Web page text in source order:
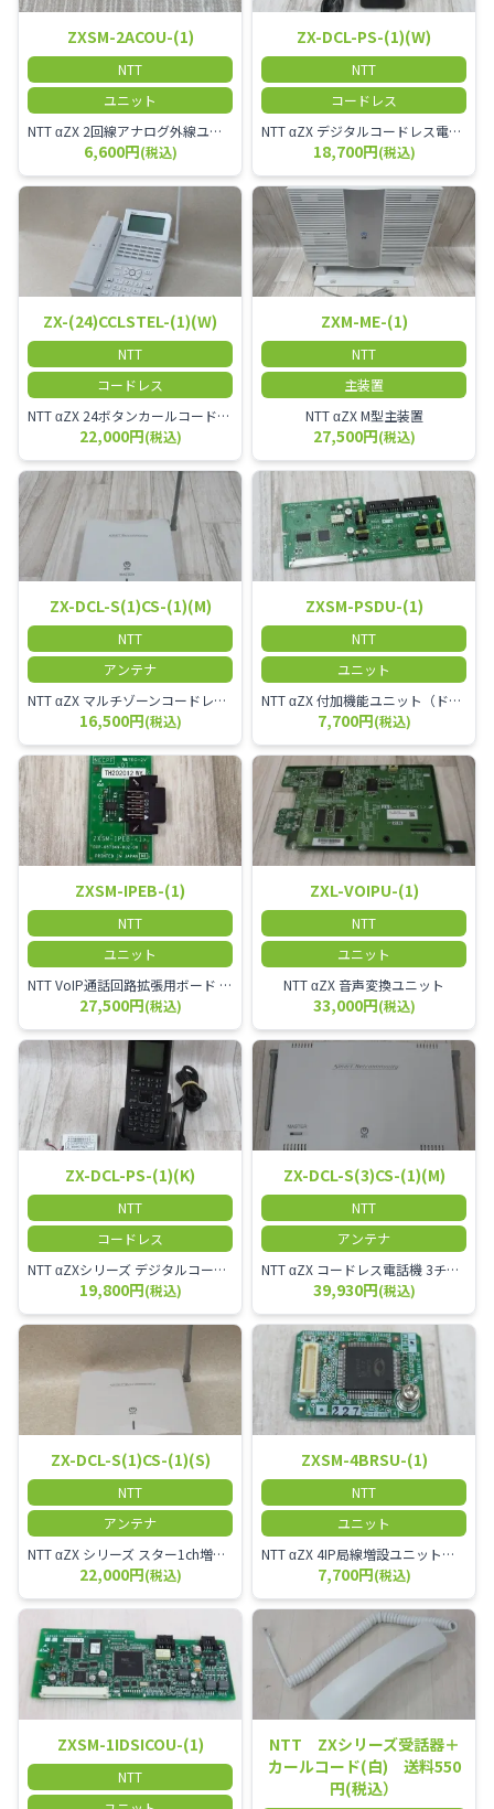
ZXSM-2ACOU-(1)
NTT
ユニット
NTT αZX 2回線アナログ外線ユニット
6,600円(税込)
ZX-DCL-PS-(1)(W)
NTT
コードレス
NTT αZX デジタルコードレス電話機 対応主装置及びアンテナを使用してご利用いただけます。 特に工場や倉庫等、オフィスから離れたところで作業をされている方に適しています。
18,700円(税込)
ZX-(24)CCLSTEL-(1)(W)
NTT
コードレス
NTT αZX 24ボタンカールコードレス電話機 無線タイプ、電話機と子機が離れるタイプのカールコードレス電話機です。 決裁者様等、オフィス内を頻繁に動かれる方のご使用が多いです。
22,000円(税込)
ZXM-ME-(1)
NTT
主装置
NTT αZX M型主装置
27,500円(税込)
ZX-DCL-S(1)CS-(1)(M)
NTT
アンテナ
NTT αZX マルチゾーンコードレススターアンテナ(マスター)
16,500円(税込)
ZXSM-PSDU-(1)
NTT
ユニット
NTT αZX 付加機能ユニット（ドアホンなど）
7,700円(税込)
ZXSM-IPEB-(1)
NTT
ユニット
NTT VoIP通話回路拡張用ボード ZXSM－IP内線ボード－「1」
27,500円(税込)
ZXL-VOIPU-(1)
NTT
ユニット
NTT αZX 音声変換ユニット
33,000円(税込)
ZX-DCL-PS-(1)(K)
NTT
コードレス
NTT αZXシリーズ デジタルコードレス電話機（黒） 倉庫や工場など、オフィスから離れて仕事をする方に適しています。 コードレス単体では使用できないので、別途、専用の主装置及びアンテナが必要です。
19,800円(税込)
ZX-DCL-S(3)CS-(1)(M)
NTT
アンテナ
NTT αZX コードレス電話機 3チャンネル用 接続装置 マスター デジタルコードレス（ZX-DCL-PS等）の専用管理用アンテナです。
39,930円(税込)
ZX-DCL-S(1)CS-(1)(S)
NTT
アンテナ
NTT αZX シリーズ スター1ch増設接続装置 コードレス接続用アンテナ ZX-DCL-S1CS-1M ZX-DCL-PS等と組み合わせて使用します。 ZX-DCL-PSを複数台接続できますが同時に通話できるのは１台のみです。
22,000円(税込)
ZXSM-4BRSU-(1)
NTT
ユニット
NTT αZX 4IP局線増設ユニット ひかり電話オフィスタイプで4ch以上にしたい場合必要となるユニットです。
7,700円(税込)
ZXSM-1IDSICOU-(1)
NTT
NTT ZXシリーズ受話器＋
カールコード(白) 送料550
円(税込）